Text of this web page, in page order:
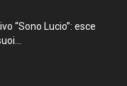
“Sono Lucio”: esce